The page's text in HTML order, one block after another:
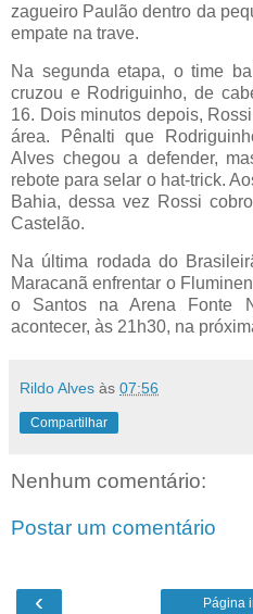
zagueiro Paulão dentro da
empate na trave.
Na segunda etapa, o time
cruzou e Rodriguinho, de
16. Dois minutos depois,
área. Pênalti que
Alves chegou a defender,
rebote para selar o hat-trick.
Bahia, dessa vez Rossi
Castelão.
Na última rodada do
Maracanã enfrentar o
o Santos na Arena Fonte
acontecer, às 21h30, na
Rildo Alves às 07:56
Compartilhar
Nenhum comentário:
Postar um comentário
‹ Página